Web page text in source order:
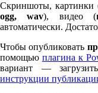
Скриншоты, картинки
ogg, wav), видео (
автоматически.
Чтобы опубликовать
помощью плагина к
вариант —
инструкции